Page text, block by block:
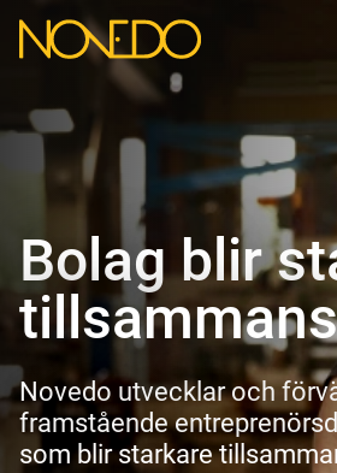
Bolag blir
tillsammans
Novedo utvecklar och
framstående
som blir starkare